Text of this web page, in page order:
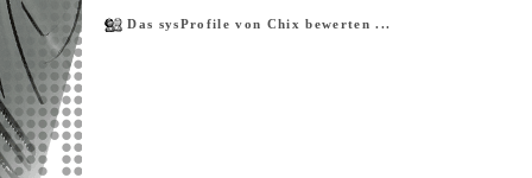
Das sysProfile von Chix bewerten ...